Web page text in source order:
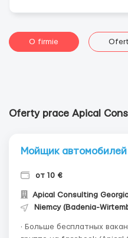
O firmie
Oferty prace Apical
Мойщик
от 10 €
Apical Consulting
Niemcy (Badenia-
· Больше бесплатных